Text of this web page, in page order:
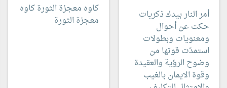
أمر النار بيدكذكريات
حكت عن أحوال
ومعنويات وبطولات
استمدّت قوتها من
وضوح الرؤية والعقيدة
وقوة الايمان بالغيب
كاوه معجزة الثورةكاوه
معجزة الثورة